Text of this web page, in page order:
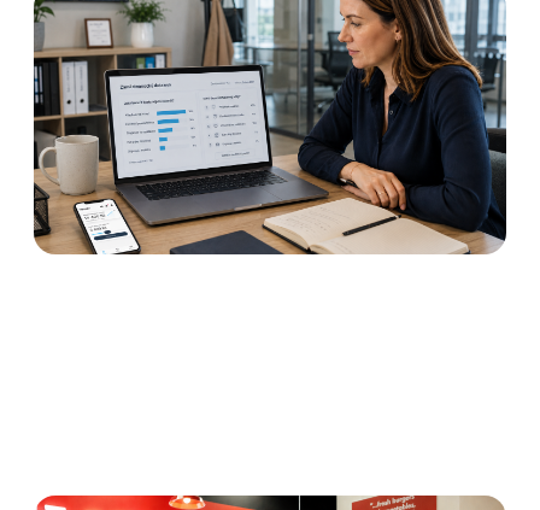
Ptát se zaměstnanců, jestli
chtějí Výplatu kdykoliv?
Výsledek vás může zmást
Číst dále